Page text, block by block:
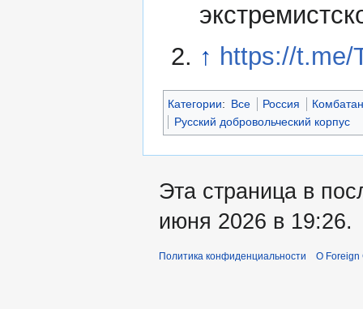
↑ https://t.me/
Категории: Все Россия
Русский добровольческий корпус
Эта страница в
июня 2026 в 19:26.
Политика конфиденциальности О Foreign